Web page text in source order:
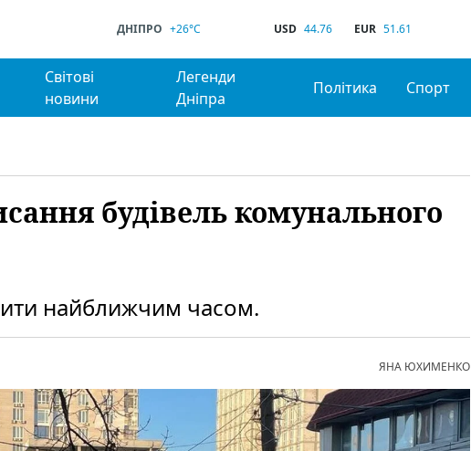
ДНІПРО +26°C USD 44.76 EUR 51.61
Світові
новини
Легенди
Дніпра
Політика Спорт
будівель комунального
найближчим часом.
ЯНА ЮХИМЕНКО